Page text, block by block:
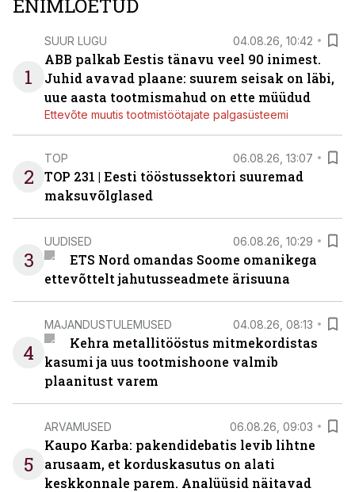
ENIMLOETUD
1
SUUR LUGU 04.08.26, 10:42
ABB palkab Eestis tänavu veel 90 inimest.
Juhid avavad plaane: suurem seisak on läbi,
uue aasta tootmismahud on ette müüdud
Ettevõte muutis tootmistöötajate palgasüsteemi
2
TOP 06.08.26, 13:07
TOP 231 | Eesti tööstussektori suuremad
maksuvõlglased
3
UUDISED 06.08.26, 10:29
ETS Nord omandas Soome omanikega
ettevõttelt jahutusseadmete ärisuuna
4
MAJANDUSTULEMUSED 04.08.26, 08:13
Kehra metallitööstus mitmekordistas
kasumi ja uus tootmishoone valmib
plaanitust varem
5
ARVAMUSED 06.08.26, 09:03
Kaupo Karba: pakendidebatis levib lihtne
arusaam, et korduskasutus on alati
keskkonnale parem. Analüüsid näitavad